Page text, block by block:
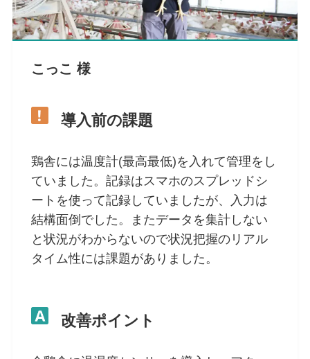
こっこ 様
導入前の課題
鶏舎には温度計(最高最低)を入れて管理をし
ていました。記録はスマホのスプレッドシ
ートを使って記録していましたが、入力は
結構面倒でした。またデータを集計しない
と状況がわからないので状況把握のリアル
タイム性には課題がありました。
改善ポイント